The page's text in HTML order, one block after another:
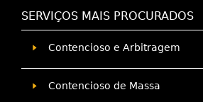
SERVIÇOS MAIS PROCURADOS
Contencioso e Arbitragem
Contencioso de Massa